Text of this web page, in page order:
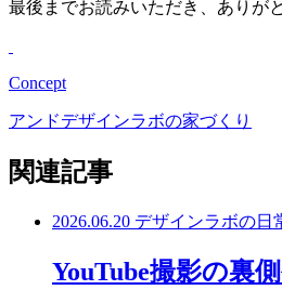
最後までお読みいただき、ありが
Concept
アンドデザインラボの家づくり
関連記事
2026.06.20 デザインラボの日
YouTube撮影の裏側